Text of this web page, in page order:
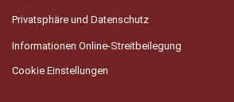
Privatsphäre und Datenschutz
Informationen Online-Streitbeilegung
Cookie Einstellungen